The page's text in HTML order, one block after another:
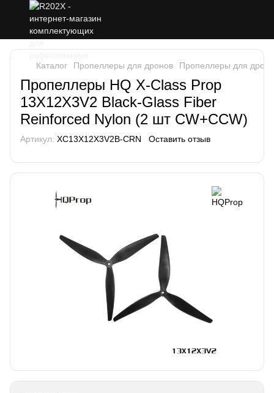
Каталог Пропеллеры для дронов Пропеллеры для
Пропеллеры HQ X-Class Prop
13X12X3V2 Black-Glass Fiber
Reinforced Nylon (2 шт CW+CCW)
Артикул: XC13X12X3V2B-CRN Оставить отзыв